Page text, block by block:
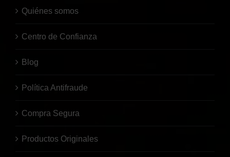
Quiénes somos
Centro de Confianza
Blog
Política Antifraude
Compra Segura
Productos Originales